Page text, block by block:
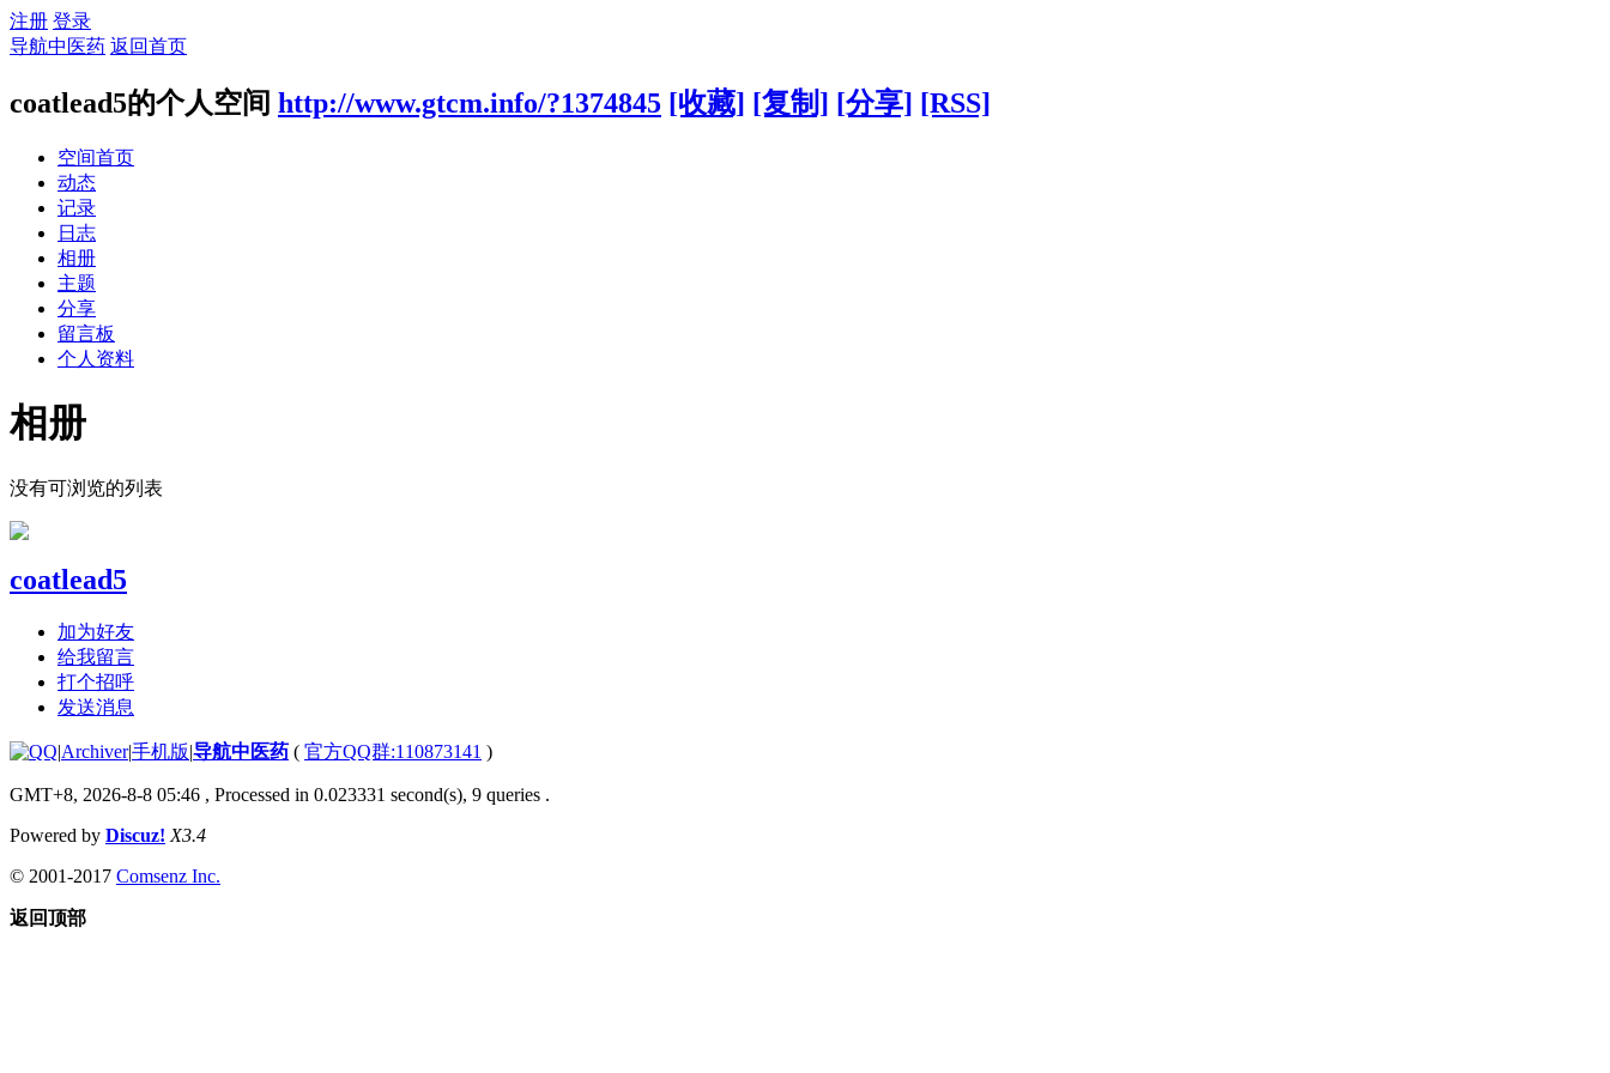
注册 登录
导航中医药 返回首页
coatlead5的个人空间 http://www.gtcm.info/?1374845 [收藏] [复制] [分享] [RSS]
空间首页
动态
记录
日志
相册
主题
分享
留言板
个人资料
相册
没有可浏览的列表
coatlead5
加为好友
给我留言
打个招呼
发送消息
|Archiver|手机版|导航中医药 ( 官方QQ群:110873141 )
GMT+8, 2026-8-8 05:46 , Processed in 0.023331 second(s), 9 queries .
Powered by Discuz! X3.4
© 2001-2017 Comsenz Inc.
返回顶部